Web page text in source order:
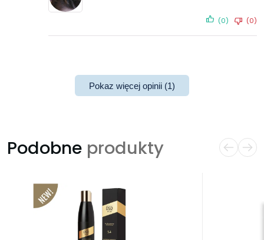
(0) (0)
Pokaz więcej opinii (1)
Podobne produkty